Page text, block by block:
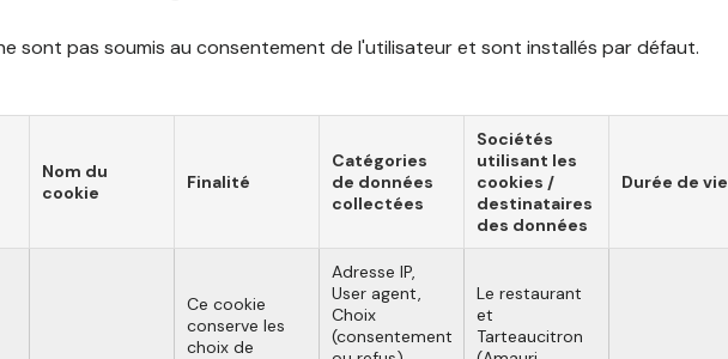
sont pas soumis au consentement de l'utilisateur et sont installés par défaut.
Nom du
cookie
Finalité
Catégories
de données
collectées
Sociétés
utilisant les
cookies /
destinataires
des données
Durée de vie
Ce cookie
conserve les
choix de
Adresse IP,
User agent,
Choix
(consentement
Le restaurant
et
Tarteaucitron